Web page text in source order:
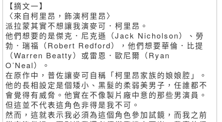
【摘文一】
〈來自柯里昂，飾演柯里昂〉
派拉蒙其實不想讓我演麥可．柯里昂。
他們想要的是傑克．尼克遜（Jack Nicholson）、勞
勃．瑞福（Robert Redford），他們想要華倫．比提
（Warren Beatty）或雷恩．歐尼爾（Ryan
O’Neal）。
在原作中，普佐讓麥可自稱「柯里昂家族的娘娘腔」。
他的長相設定是個矮小、黑髮的柔弱美男子，任誰都不
會覺得有威脅。他實在不像製片廠中意的那些男演員。
但這並不代表這角色非得是我不可。
然而，這就表示我必須為這個角色參加試鏡，而我之前